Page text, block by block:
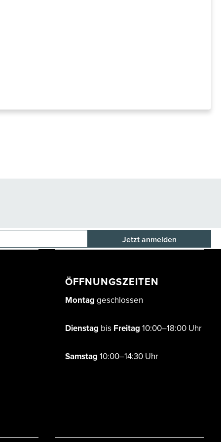
ÖFFNUNGSZEITEN
Montag geschlossen
Dienstag bis Freitag 10:00–18:00 Uhr
Samstag 10:00–14:30 Uhr